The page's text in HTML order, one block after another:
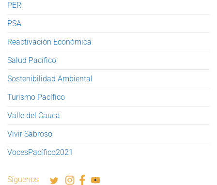
PER
PSA
Reactivación Económica
Salud Pacífico
Sostenibilidad Ambiental
Turismo Pacífico
Valle del Cauca
Vivir Sabroso
VocesPacífico2021
Síguenos